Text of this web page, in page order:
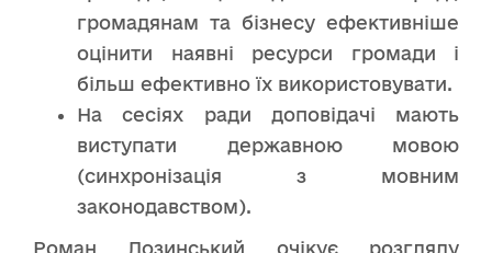
громадянам та бізнесу ефективніше
оцінити наявні ресурси громади і
більш ефективно їх використовувати.
На сесіях ради доповідачі мають
виступати державною мовою
(синхронізація з мовним
законодавством).
Роман Лозинський очікує розгляду